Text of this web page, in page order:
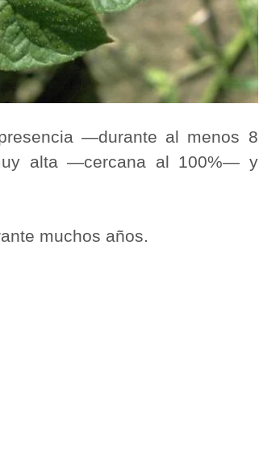
—durante al menos 8
alta —cercana al 100%— y
muchos años.